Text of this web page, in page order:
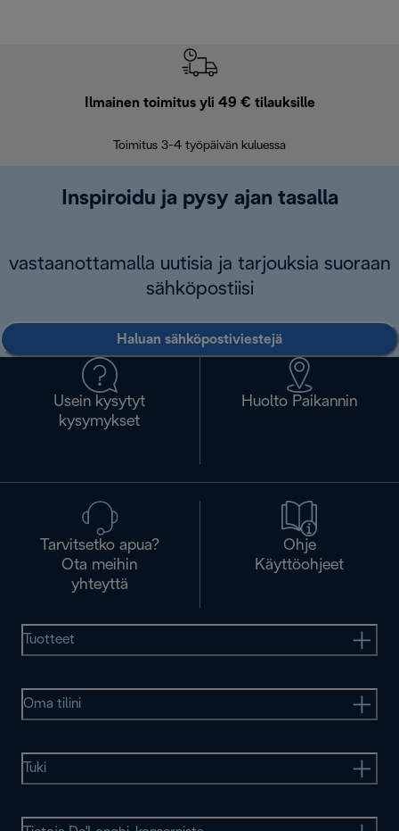
Ilmainen toimitus yli 49 € tilauksille
Toimitus 3-4 työpäivän kuluessa
Inspiroidu ja pysy ajan tasalla
vastaanottamalla uutisia ja tarjouksia suoraan
sähköpostiisi
Haluan sähköpostiviestejä
Usein kysytyt
kysymykset
Huolto Paikannin
Tarvitsetko apua?
Ota meihin
yhteyttä
Ohje
Käyttöohjeet
Tuotteet
Oma tilini
Tuki